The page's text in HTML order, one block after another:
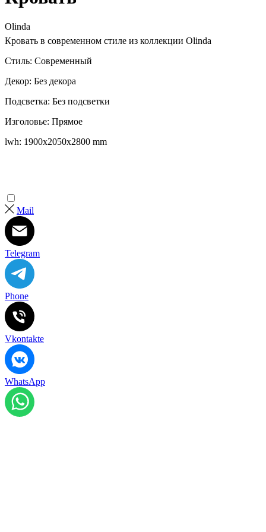
Olinda
Кровать в современном стиле из коллекции Olinda
Стиль: Современный
Декор: Без декора
Подсветка: Без подсветки
Изголовье: Прямое
lwh: 1900x2050x2800 mm
Mail
Telegram
Phone
Vkontakte
WhatsApp